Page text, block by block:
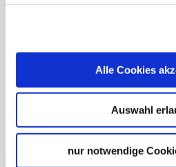
Alle Cookies
Auswahl
nur notwendige
Stuttgart und Region
Abonnieren